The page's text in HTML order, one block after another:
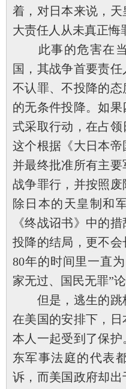
着，对日本来说，
大责任人从未真正悔
此事的危害在当
国，其战争首要责
不认罪、不投降的
的无条件投降。如
式采取行动，在占
这个根据《大日本
并最终批准所有主
战争罪行，并按照
除日本的天皇制和
《终战诏书》中的
投降的结局，更不
80年的时间里一直
家无过、国民无罪”论
但是，逃生的跳
在美国的安排下，
本人一起受到了保
东军事法庭的代表
诉，而美国政府却出